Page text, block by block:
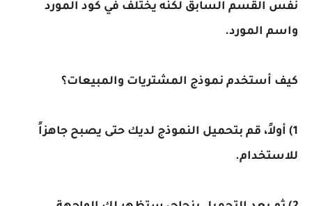
نفس القسم السابق لكنه يختلف في كود المورد
واسم المورد.
كيف أستخدم نموذج المشتريات والمبيعات؟
1) أولاً، قم بتحميل النموذج لديك حتى يصبح جاهزاً
للاستخدام.